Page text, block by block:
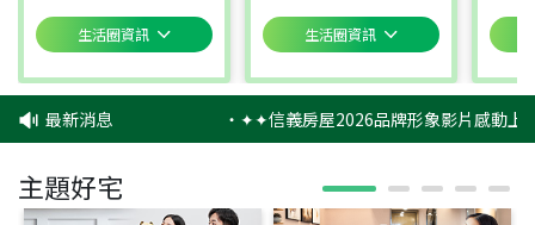
生活圈資訊 生活圈資訊
最新消息 ‧✦✦信義房屋2026品牌形象影片感動上
主題好宅